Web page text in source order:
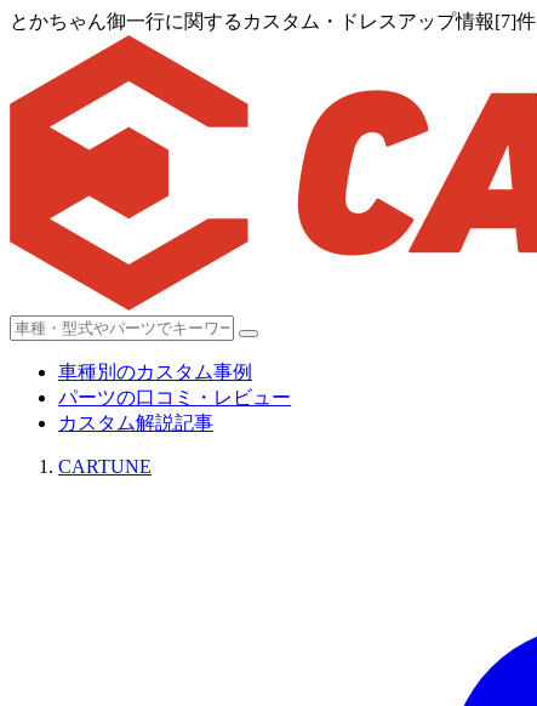
とかちゃん御一行に関するカスタム・ドレスアップ情報[7]件
車種別のカスタム事例
パーツの口コミ・レビュー
カスタム解説記事
CARTUNE